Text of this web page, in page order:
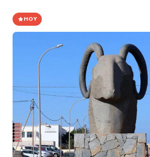
HOY